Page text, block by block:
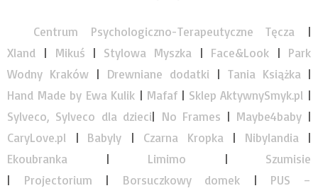
Centrum Psychologiczno-Terapeutyczne Tęcza |
Xland | Mikuś | Stylowa Myszka| Face&Look | Park
Wodny Kraków | Drewniane dodatki | Tania Książka |
Hand Made by Ewa Kulik | Mafaf | Sklep AktywnySmyk.pl |
Sylveco, Sylveco dla dzieci| No Frames | Maybe4baby |
CaryLove.pl | Babyly | Czarna Kropka| Nibylandia|
Ekoubranka | Limimo | Szumisie
| Projectorium | Borsuczkowy domek | PUS –